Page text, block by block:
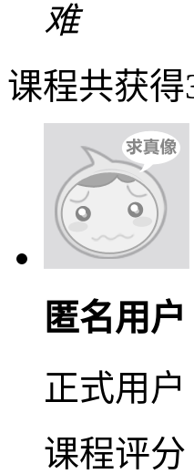
难
课程共获
匿名用户
正式用户
课程评分